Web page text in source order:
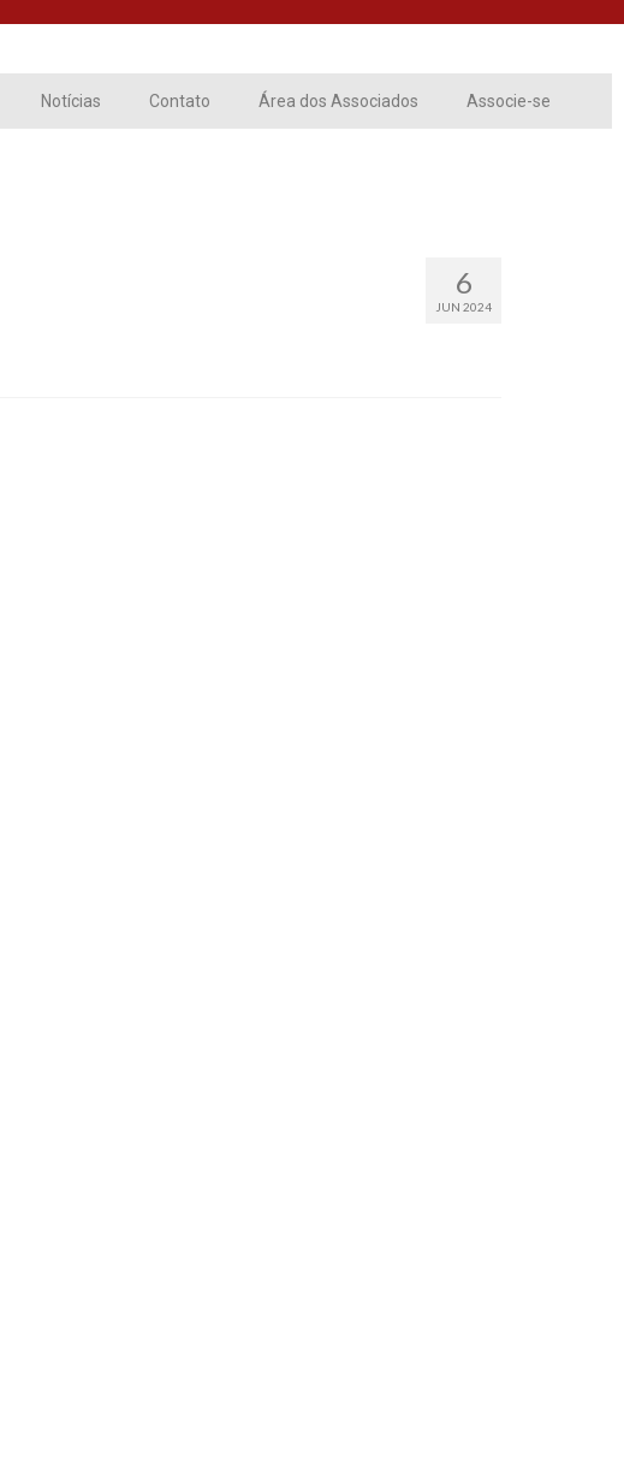
Notícias Contato Área dos Associados Associe-se
6
JUN 2024